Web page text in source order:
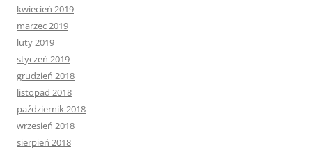
kwiecień 2019
marzec 2019
luty 2019
styczeń 2019
grudzień 2018
listopad 2018
październik 2018
wrzesień 2018
sierpień 2018